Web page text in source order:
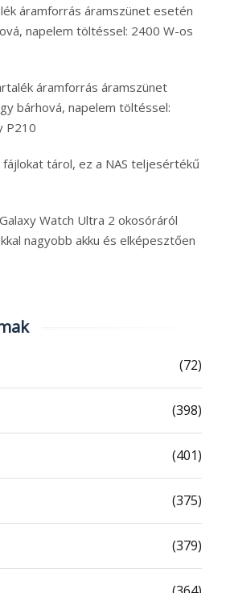
áramforrás áramszünet esetén
napelem töltéssel: 2400 W-os
áramforrás áramszünet
bárhová, napelem töltéssel:
P210
fájlokat tárol, ez a NAS teljesértékű
Watch Ultra 2 okosóráról
nagyobb akku és elképesztően
(72)
(398)
(401)
(375)
(379)